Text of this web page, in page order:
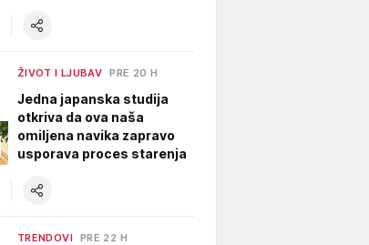
ŽIVOT I LJUBAV PRE 20 H
Jedna japanska studija
otkriva da ova naša
omiljena navika zapravo
usporava proces starenja
TRENDOVI PRE 22 H